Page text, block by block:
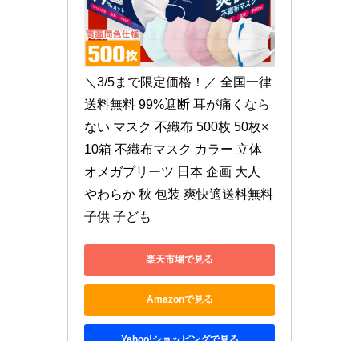
＼3/5まで限定価格！／ 全国一律
送料無料 99%遮断 耳が痛くなら
ない マスク 不織布 500枚 50枚×
10箱 不織布マスク カラー 立体
オメガプリーツ 日本 企画 大人
やわらか 秋 包装 爽快適送料無料
子供 子ども
楽天市場で見る
Amazonで見る